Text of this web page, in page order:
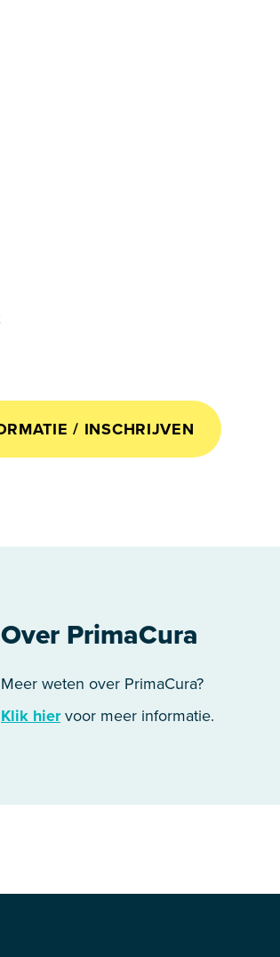
/ INSCHRIJVEN
Over PrimaCura
Meer weten over PrimaCura?
Klik hiervoor meer informatie.